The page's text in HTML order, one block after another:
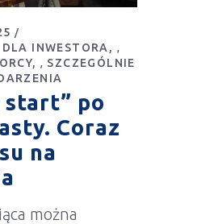
DLA INWESTORA
SZCZEGÓLNIE
start” po
Coraz
na
można